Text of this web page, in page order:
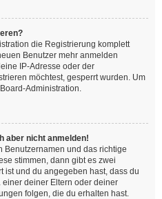
die Registrierung komplett
Benutzer mehr anmelden
IP-Adresse oder der
möchtest, gesperrt wurden. Um
Administration.
aber nicht anmelden!
Benutzernamen und das richtige
stimmen, dann gibt es zwei
ist und du angegeben hast, dass du
einer deiner Eltern oder deiner
folgen, die du erhalten hast.